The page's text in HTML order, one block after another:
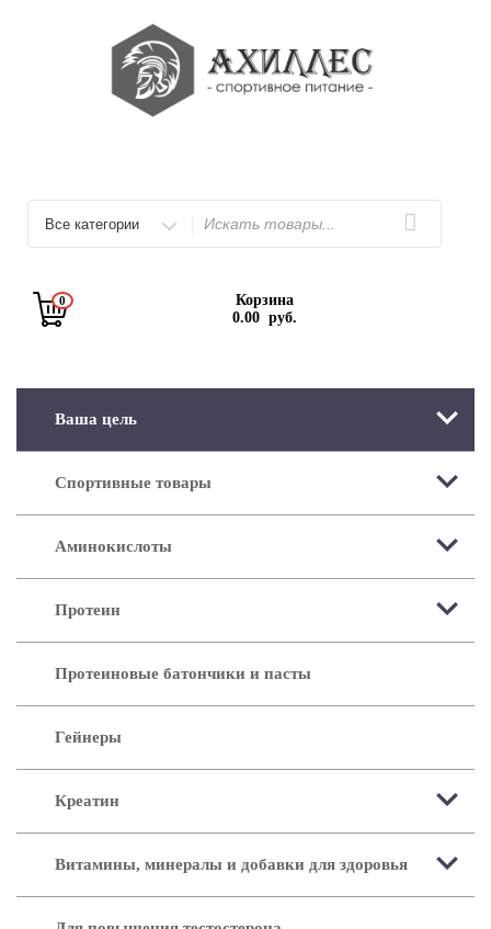
0
Корзина
0.00 руб.
Ваша цель
Спортивные товары
Аминокислоты
Протеин
Протеиновые батончики и пасты
Гейнеры
Креатин
Витамины, минералы и добавки для здоровья